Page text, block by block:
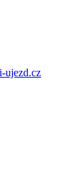
ujezd.cz